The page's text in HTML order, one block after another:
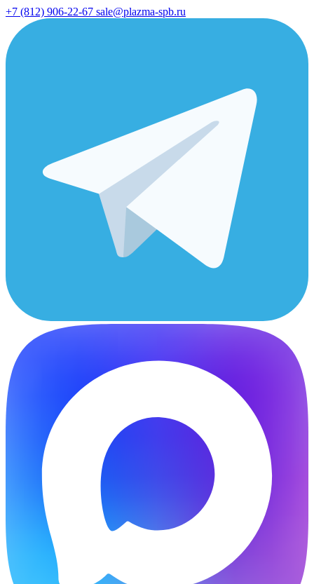
+7 (812) 906-22-67 sale@plazma-spb.ru